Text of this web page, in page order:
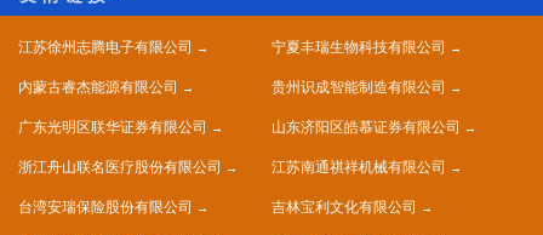
江苏徐州志腾电子有限公司 宁夏丰瑞生物科技有限公司
内蒙古睿杰能源有限公司 贵州识成智能制造有限公司
广东光明区联华证券有限公司 山东济阳区皓慕证券有限公司
浙江舟山联名医疗股份有限公司 江苏南通祺祥机械有限公司
台湾安瑞保险股份有限公司 吉林宝利文化有限公司